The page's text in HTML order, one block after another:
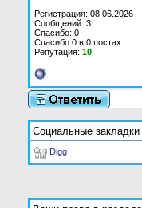
Регистрация: 08.06.2026
Сообщений: 3
Спасибо: 0
Спасибо 0 в 0 постах
Репутация: 10
Социальные закладки
Digg